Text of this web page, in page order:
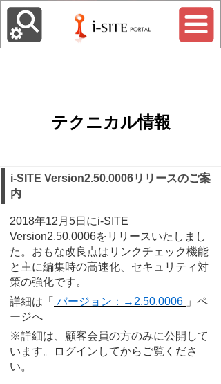
テクニカル情報
i-SITE Version2.50.0006リリースのご案
内
2018年12月5日にi-SITE
Version2.50.0006をリリースいたしまし
た。おもな改良点はリンクチェック機能
と主に編集時の高速化、セキュリティ対
策の強化です。
詳細は「 バージョン：→2.50.0006 」ペ
ージへ
※詳細は、顧客会員の方のみに公開して
います。ログインしてからご覧くださ
い。